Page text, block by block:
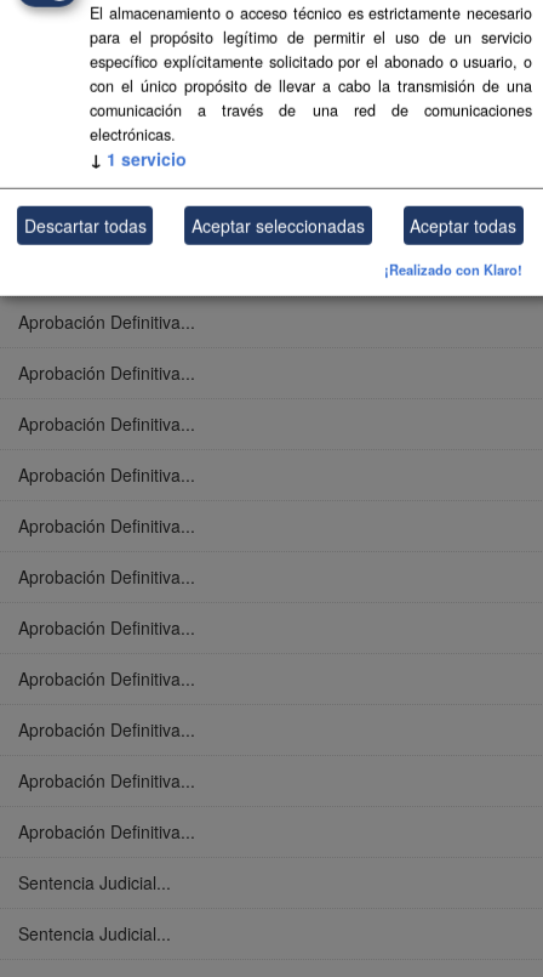
Aprobación Definitiva...
Aprobación Definitiva...
Aprobación Definitiva...
Aprobación Definitiva...
Aprobación Definitiva...
Aprobación Definitiva...
Aprobación Definitiva...
Aprobación Definitiva...
Aprobación Definitiva...
Aprobación Definitiva...
Aprobación Definitiva...
Aprobación Definitiva...
Aprobación Definitiva...
Aprobación Definitiva...
Aprobación Definitiva...
Aprobación Definitiva...
Sentencia Judicial...
Sentencia Judicial...
El almacenamiento o acceso técnico es estrictamente necesario
para el propósito legítimo de permitir el uso de un servicio
específico explícitamente solicitado por el abonado o usuario, o
con el único propósito de llevar a cabo la transmisión de una
comunicación a través de una red de comunicaciones
electrónicas.
↓ 1 servicio
Descartar todas Aceptar seleccionadas Aceptar todas
¡Realizado con Klaro!